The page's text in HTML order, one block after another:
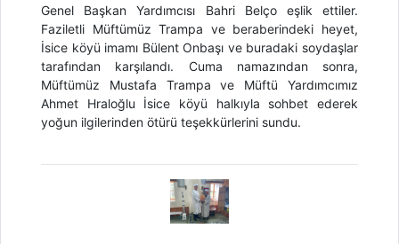
Genel Başkan Yardımcısı Bahri Belço eşlik ettiler.
Faziletli Müftümüz Trampa ve beraberindeki heyet,
İsice köyü imamı Bülent Onbaşı ve buradaki soydaşlar
tarafından karşılandı. Cuma namazından sonra,
Müftümüz Mustafa Trampa ve Müftü Yardımcımız
Ahmet Hraloğlu İsice köyü halkıyla sohbet ederek
yoğun ilgilerinden ötürü teşekkürlerini sundu.